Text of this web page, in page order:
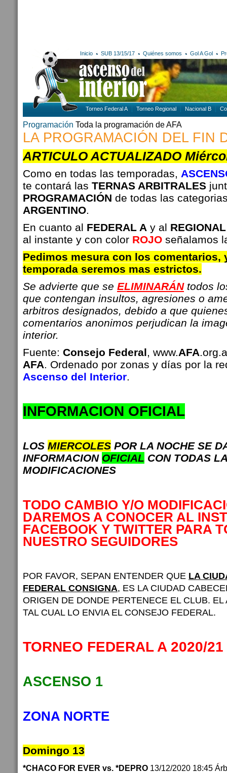
Inicio SUB 13/15/17 Quiénes somos Gol A Gol
Torneo Federal A Torneo Regional Nacional B
Programación Toda la programación de AFA
LA PROGRAMACIÓN DEL FIN
ARTICULO ACTUALIZADO
Como en todas las temporadas,
te contará las TERNAS ARBITRALES
PROGRAMACIÓN de todas las
ARGENTINO.
En cuanto al FEDERAL A y al REGIONAL
al instante y con color ROJO señalamos
Pedimos mesura con los comentarios,
temporada seremos mas estrictos.
Se advierte que se ELIMINARÁNtodos
que contengan insultos, agresiones o
arbitros designados, debido a que
comentarios anonimos perjudican la
interior.
Fuente: Consejo Federal, www.AFA
AFA. Ordenado por zonas y días por la
Ascenso del Interior.
INFORMACION OFICIAL
LOS MIERCOLES POR LA NOCHE SE
INFORMACION OFICIAL CON TODAS
MODIFICACIONES
TODO CAMBIO Y/O
DAREMOS A CONOCER AL
FACEBOOK Y TWITTER PARA
NUESTRO SEGUIDORES
POR FAVOR, SEPAN ENTENDER QUE LA
FEDERAL CONSIGNA, ES LA CIUDAD
ORIGEN DE DONDE PERTENECE EL CLUB.
TAL CUAL LO ENVIA EL CONSEJO FEDERAL.
TORNEO FEDERAL A 2020/
ASCENSO 1
ZONA NORTE
Domingo 13
*CHACO FOR EVER vs. *DEPRO 13/12/2020 18:45